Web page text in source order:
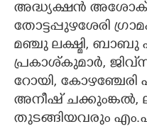
അദ്ധ്യക്ഷൻ അശോക്
തോട്ടപ്പുഴശേരി
മഞ്ചു ലക്ഷ്മി, ബാബു
പ്രകാശ്കുമാർ,
റോയി,
അനീഷ് ചക്കുംങ്കൽ,
തുടങ്ങിയവരും